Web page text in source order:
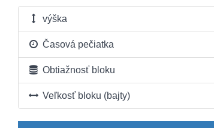
výška
Časová pečiatka
Obtiažnosť bloku
Veľkosť bloku (bajty)